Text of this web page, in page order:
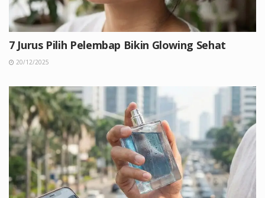
7 Jurus Pilih Pelembap Bikin Glowing Sehat
20/12/2025